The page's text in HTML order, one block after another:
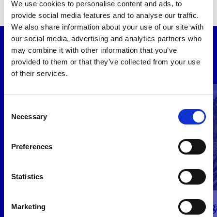
We use cookies to personalise content and ads, to
provide social media features and to analyse our traffic.
We also share information about your use of our site with
our social media, advertising and analytics partners who
may combine it with other information that you’ve
provided to them or that they’ve collected from your use
of their services.
Selection
Necessary
Preferences
Statistics
Marketing
Montserrat Salazar
Gambo
Landschef The Hunger Project
Mexico
Röster från folkrörelsen.
Zambia.